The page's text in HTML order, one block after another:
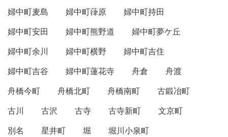
婦中町麦島
婦中町葎原
婦中町持田
婦中町安田
婦中町熊野道
婦中町夢ケ丘
婦中町余川
婦中町横野
婦中町吉住
婦中町吉谷
婦中町蓮花寺 舟倉
舟渡
舟橋今町
舟橋北町 舟橋南町
古鍛冶町
古川
古沢 古寺 古寺新町
文京町
別名
星井町 堀
堀川小泉町